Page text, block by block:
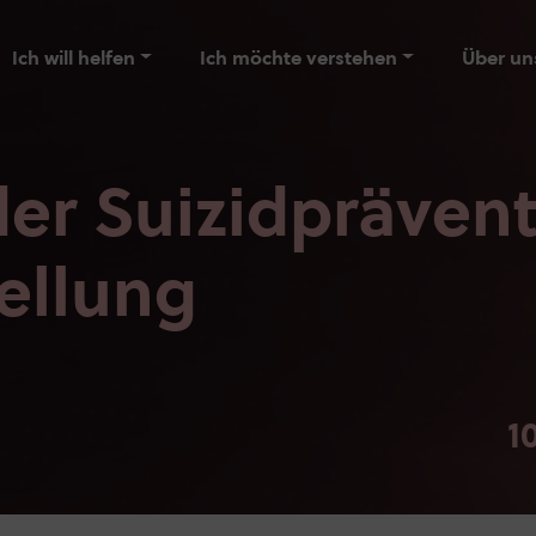
Ich will helfen Ich möchte verstehen Über